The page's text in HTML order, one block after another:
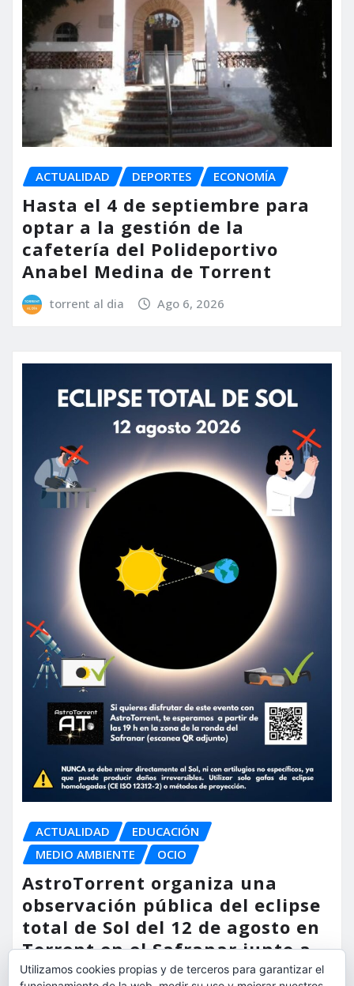
ACTUALIDAD DEPORTES ECONOMÍA
Hasta el 4 de septiembre para
optar a la gestión de la
cafetería del Polideportivo
Anabel Medina de Torrent
torrent al dia Ago 6, 2026
ACTUALIDAD
EDUCACIÓN
MEDIO AMBIENTE
OCIO
AstroTorrent organiza una
observación pública del eclipse
total de Sol del 12 de agosto en
Torrent en el Safranar junto a
las vías del AVE
Utilizamos cookies propias y de terceros para garantizar el